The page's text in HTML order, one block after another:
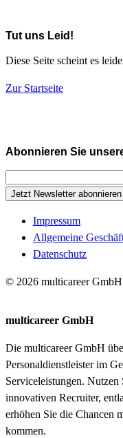
Tut uns Leid!
Diese Seite scheint es
Zur Startseite
Abonnieren Sie
Jetzt Newsletter abonnieren
Impressum
Allgemeine
Datenschutz
© 2026 multicareer GmbH
multicareer GmbH
Die multicareer GmbH
Personaldienstleister im
Serviceleistungen. Nutzen
innovativen Recruiter,
erhöhen Sie die Chancen
kommen.